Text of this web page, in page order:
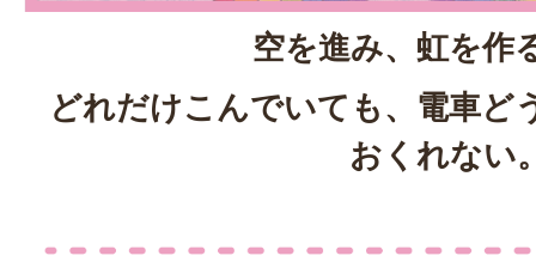
空を進み、虹を作
どれだけこんでいても、電車ど
おくれない